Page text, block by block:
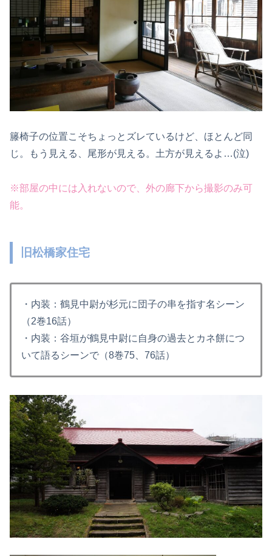
籐椅子の位置こそちょっとズレているけど、ほとんど同
じ。もう見える、尾形が見える。土方が見えるよ…(泣)
※部屋の中には入れないので、外の廊下から撮影のみ可
能。
旧松橋家住宅
・内装：鶴見中尉が杉元に団子の串を指す名シーン
（2巻16話）
・内装：谷垣が鶴見中尉に自身の過去とカネ餅につ
いて語るシーンで（8巻75、76話）